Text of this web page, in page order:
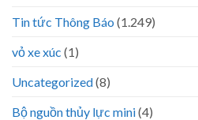
Tin tức Thông Báo (1.249)
vỏ xe xúc (1)
Uncategorized(8)
Bộ nguồn thủy lực mini(4)